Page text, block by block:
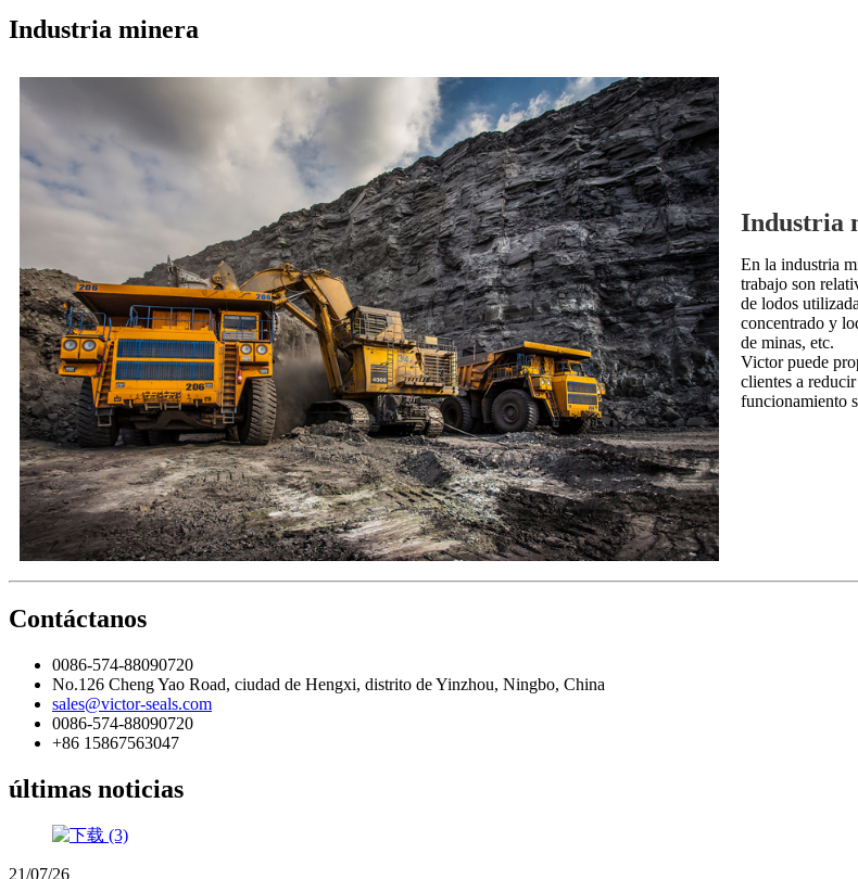
Industria minera
Industria
En la industria
trabajo son
de lodos
concentrado y
de minas, etc.
Victor puede
clientes a
funcionamiento
Contáctanos
0086-574-88090720
No.126 Cheng Yao Road, ciudad de Hengxi, distrito de Yinzhou, Ningbo, China
sales@victor-seals.com
0086-574-88090720
+86 15867563047
últimas noticias
21/07/26